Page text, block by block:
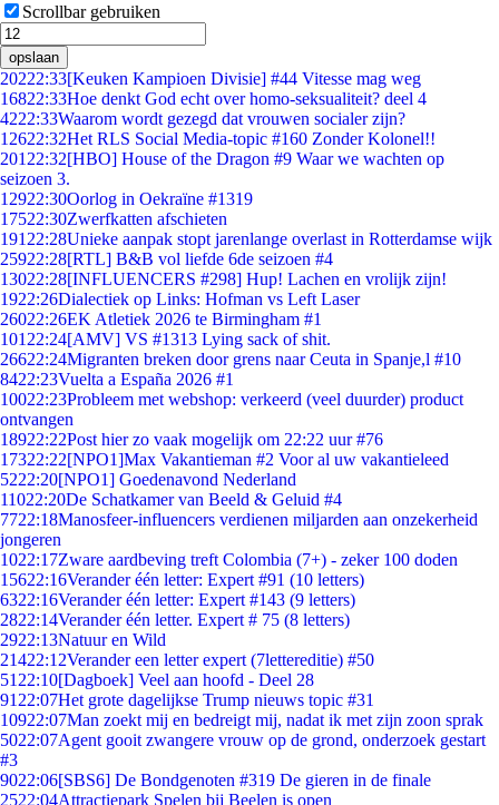
Scrollbar gebruiken
opslaan
20222:33[Keuken Kampioen Divisie] #44 Vitesse mag weg
16822:33Hoe denkt God echt over homo-seksualiteit? deel 4
4222:33Waarom wordt gezegd dat vrouwen socialer zijn?
12622:32Het RLS Social Media-topic #160 Zonder Kolonel!!
201 22:32[HBO] House of the Dragon #9 Waar we wachten op
seizoen 3.
12922:30Oorlog in Oekraïne #1319
17522:30Zwerfkatten afschieten
191 22:28Unieke aanpak stopt jarenlange overlast in Rotterdamse wijk
25922:28[RTL] B&B vol liefde 6de seizoen #4
13022:28[INFLUENCERS #298] Hup! Lachen en vrolijk zijn!
1922:26Dialectiek op Links: Hofman vs Left Laser
26022:26EK Atletiek 2026 te Birmingham #1
101 22:24[AMV] VS #1313 Lying sack of shit.
26622:24Migranten breken door grens naar Ceuta in Spanje,l #10
8422:23Vuelta a España 2026 #1
10022:23Probleem met webshop: verkeerd (veel duurder) product
ontvangen
18922:22Post hier zo vaak mogelijk om 22:22 uur #76
17322:22[NPO1]Max Vakantieman #2 Voor al uw vakantieleed
5222:20[NPO1] Goedenavond Nederland
11022:20De Schatkamer van Beeld & Geluid #4
7722:18Manosfeer-influencers verdienen miljarden aan onzekerheid
jongeren
1022:17Zware aardbeving treft Colombia (7+) - zeker 100 doden
15622:16Verander één letter: Expert #91 (10 letters)
6322:16Verander één letter: Expert #143 (9 letters)
2822:14Verander één letter. Expert # 75 (8 letters)
2922:13Natuur en Wild
21422:12Verander een letter expert (7lettereditie) #50
51 22:10[Dagboek] Veel aan hoofd - Deel 28
91 22:07Het grote dagelijkse Trump nieuws topic #31
10922:07Man zoekt mij en bedreigt mij, nadat ik met zijn zoon sprak
5022:07Agent gooit zwangere vrouw op de grond, onderzoek gestart
#3
9022:06[SBS6] De Bondgenoten #319 De gieren in de finale
2522:04Attractiepark Spelen bij Beelen is open